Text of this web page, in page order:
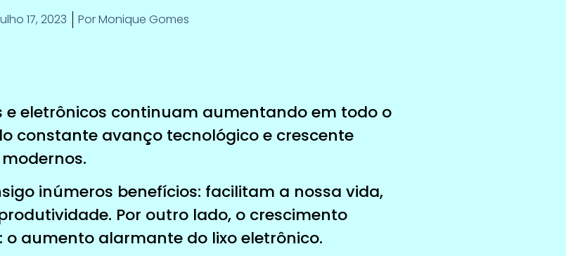
17, 2023 PorMonique Gomes
e eletrônicos continuam aumentando em todo o
constante avanço tecnológico e crescente
inúmeros benefícios: facilitam a nossa vida,
Por outro lado, o crescimento
aumento alarmante do lixo eletrônico.